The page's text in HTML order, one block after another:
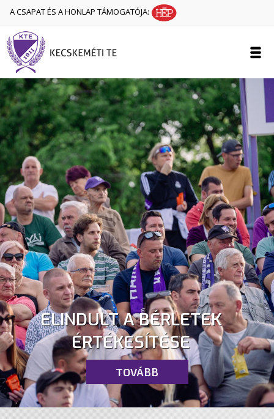
A CSAPAT ÉS A HONLAP TÁMOGATÓJA:
ELINDULT A BÉRLETEK
ÉRTÉKESÍTÉSE
TOVÁBB